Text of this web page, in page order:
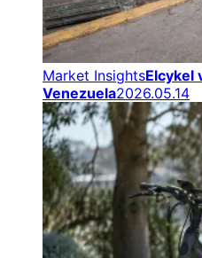
Market InsightsElcykel
Venezuela2026.05.14